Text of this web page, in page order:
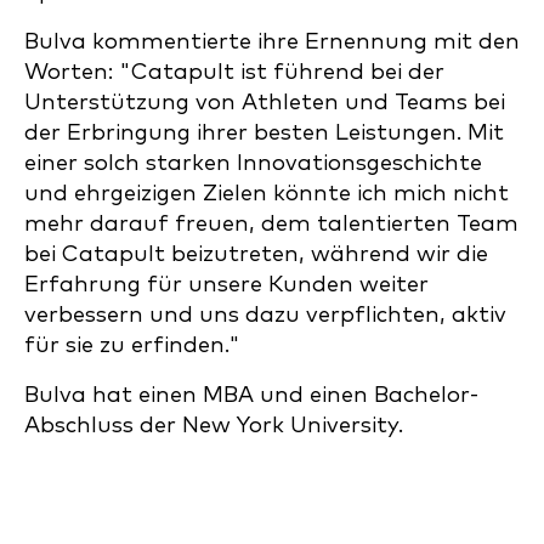
Bulva kommentierte ihre Ernennung mit den
Worten: "Catapult ist führend bei der
Unterstützung von Athleten und Teams bei
der Erbringung ihrer besten Leistungen. Mit
einer solch starken Innovationsgeschichte
und ehrgeizigen Zielen könnte ich mich nicht
mehr darauf freuen, dem talentierten Team
bei Catapult beizutreten, während wir die
Erfahrung für unsere Kunden weiter
verbessern und uns dazu verpflichten, aktiv
für sie zu erfinden."
Bulva hat einen MBA und einen Bachelor-
Abschluss der New York University.